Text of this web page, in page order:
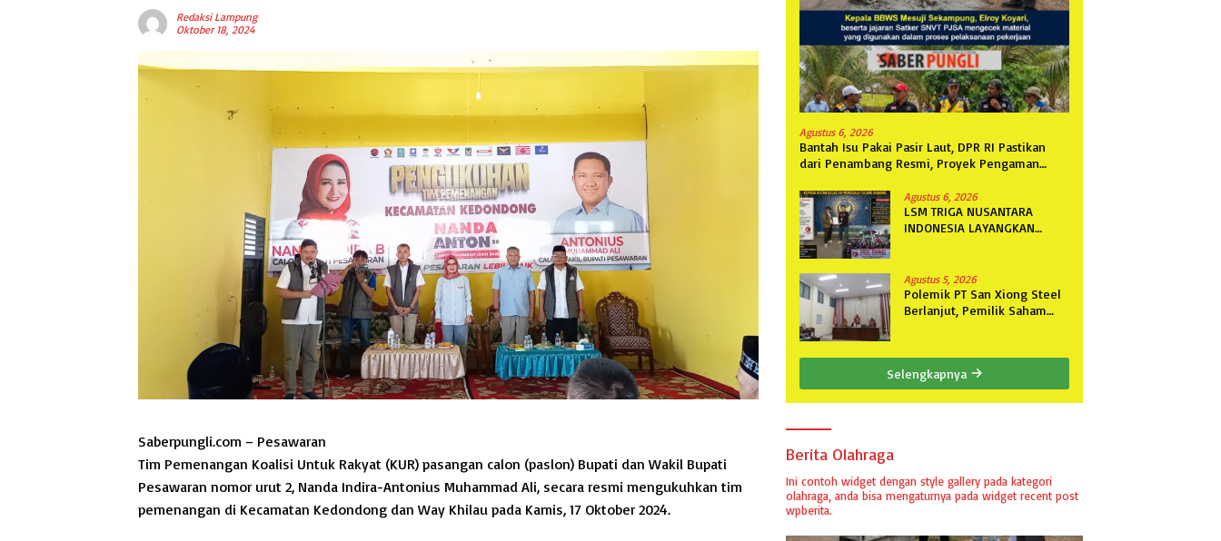
Redaksi Lampung
Oktober 18, 2024
Saberpungli.com – Pesawaran
Tim Pemenangan Koalisi Untuk Rakyat (KUR) pasangan calon (paslon) Bupati dan Wakil Bupati
Pesawaran nomor urut 2, Nanda Indira-Antonius Muhammad Ali, secara resmi mengukuhkan tim
pemenangan di Kecamatan Kedondong dan Way Khilau pada Kamis, 17 Oktober 2024.
Agustus 6, 2026
Bantah Isu Pakai Pasir Laut, DPR RI Pastikan
dari Penambang Resmi, Proyek Pengaman
Agustus 6, 2026
LSM TRIGA NUSANTARA
INDONESIA LAYANGKAN
KELAS IIB MENGGALA TERKAIT
PERMOHONAN INFORMASI
PUBLIK
Agustus 5, 2026
Polemik PT San Xiong Steel
Berlanjut, Pemilik Saham
Karang
Selengkapnya
Berita Olahraga
Ini contoh widget dengan style gallery pada kategori
olahraga, anda bisa mengaturnya pada widget recent post
wpberita.